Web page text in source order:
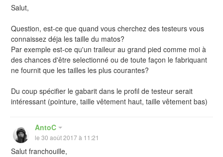
Salut,
Question, est-ce que quand vous cherchez des testeurs vous
connaissez déja les taille du matos?
Par exemple est-ce qu'un traileur au grand pied comme moi à
des chances d'être selectionné ou de toute façon le fabriquant
ne fournit que les tailles les plus courantes?
Du coup spécifier le gabarit dans le profil de testeur serait
intéressant (pointure, taille vêtement haut, taille vêtement bas)
AntoC
le 30 août 2017 à 11:21
Salut franchouille,